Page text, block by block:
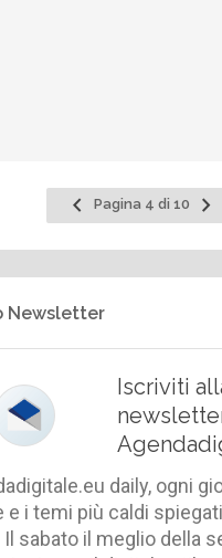
Pagina
precedente
Pagina 4 di 10
Newsletter
Iscriviti
daily, ogni
e i temi più caldi
sabato il meglio della